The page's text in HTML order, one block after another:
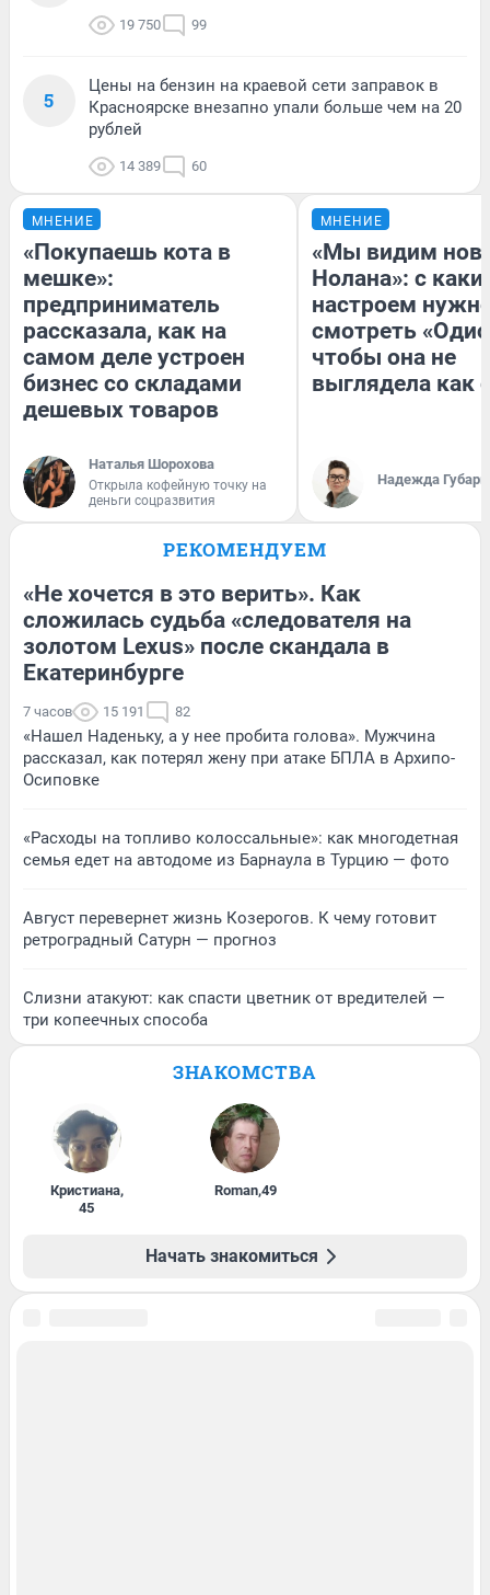
19 750 99
5
Цены на бензин на краевой сети заправок в
Красноярске внезапно упали больше чем на 20
рублей
14 389 60
МНЕНИЕ
«Покупаешь кота в
мешке»:
предприниматель
рассказала, как на
самом деле устроен
бизнес со складами
дешевых товаров
Наталья Шорохова
Открыла кофейную точку на
деньги соцразвития
МНЕНИЕ
«Мы видим
Нолана»: с
настроем
смотреть
чтобы она не
выглядела как
Надежда Губарь
РЕКОМЕНДУЕМ
«Не хочется в это верить». Как
сложилась судьба «следователя на
золотом Lexus» после скандала в
Екатеринбурге
7 часов 15 191 82
«Нашел Наденьку, а у нее пробита голова». Мужчина
рассказал, как потерял жену при атаке БПЛА в Архипо-
Осиповке
«Расходы на топливо колоссальные»: как многодетная
семья едет на автодоме из Барнаула в Турцию — фото
Август перевернет жизнь Козерогов. К чему готовит
ретроградный Сатурн — прогноз
Слизни атакуют: как спасти цветник от вредителей —
три копеечных способа
ЗНАКОМСТВА
Кристиана,
45
Roman,49
Начать знакомиться